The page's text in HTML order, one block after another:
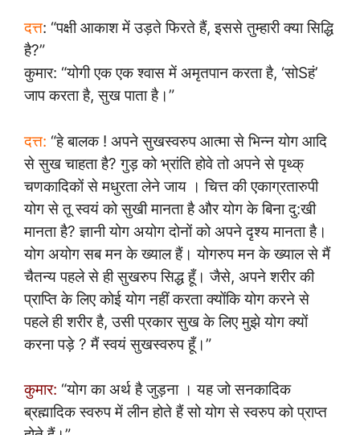
दत्त: “पक्षी आकाश में उड़ते फिरते हैं, इससे तुम्हारी क्या सिद्धि
है?”
कुमार: “योगी एक एक श्वास में अमृतपान करता है, ‘सोSहं’
जाप करता है, सुख पाता है।”
दत्त: “हे बालक ! अपने सुखस्वरुप आत्मा से भिन्न योग आदि
से सुख चाहता है? गुड़ को भ्रांति होवे तो अपने से पृथ्क्
चणकादिकों से मधुरता लेने जाय । चित्त की एकाग्रतारुपी
योग से तू स्वयं को सुखी मानता है और योग के बिना दु:खी
मानता है? ज्ञानी योग अयोग दोनों को अपने दृश्य मानता है।
योग अयोग सब मन के ख्याल हैं। योगरुप मन के ख्याल से मैं
चैतन्य पहले से ही सुखरुप सिद्ध हूँ। जैसे, अपने शरीर की
प्राप्ति के लिए कोई योग नहीं करता क्योंकि योग करने से
पहले ही शरीर है, उसी प्रकार सुख के लिए मुझे योग क्यों
करना पड़े ? मैं स्वयं सुखस्वरुप हूँ।”
कुमार: “योग का अर्थ है जुड़ना । यह जो सनकादिक
ब्रह्मादिक स्वरुप में लीन होते हैं सो योग से स्वरुप को प्राप्त